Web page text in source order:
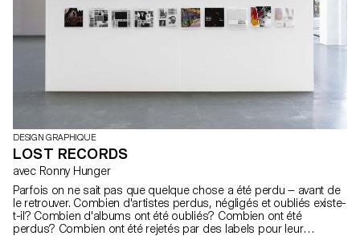
DESIGN GRAPHIQUE
LOST RECORDS
avec Ronny Hunger
Parfois on ne sait pas que quelque chose a été perdu — avant de
le retrouver. Combien d'artistes perdus, négligés et oubliés existe-
t-il? Combien d'albums ont été oubliés? Combien ont été
perdus? Combien ont été rejetés par des labels pour leur